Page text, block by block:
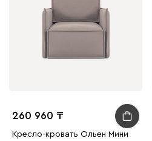
260 960
Кресло-кровать Ольен Мини